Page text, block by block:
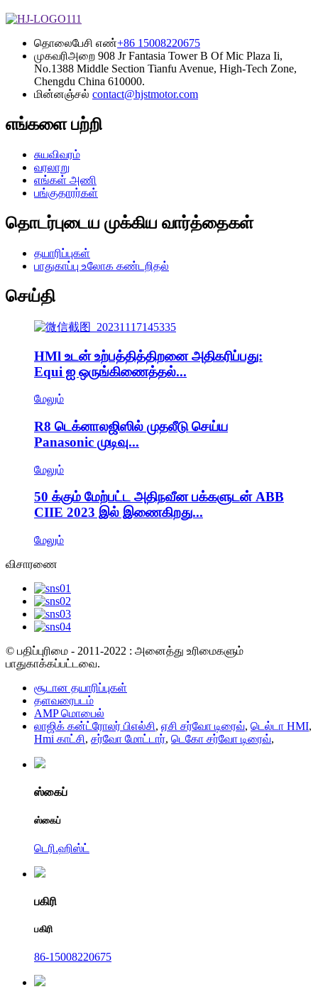
தொலைபேசி எண்+86 15008220675
முகவரிஅறை 908 Jr Fantasia Tower B Of Mic Plaza Ii,
No.1388 Middle Section Tianfu Avenue, High-Tech Zone,
Chengdu China 610000.
மின்னஞ்சல் contact@hjstmotor.com
எங்களை பற்றி
சுயவிவரம்
வரலாறு
எங்கள் அணி
பங்குதாரர்கள்
தொடர்புடைய முக்கிய வார்த்தைகள்
தயாரிப்புகள்
பாதுகாப்பு உலோக கண்டறிதல்
செய்தி
HMl உடன் உற்பத்தித்திறனை அதிகரிப்பது:
Equi ஐ ஒருங்கிணைத்தல்...
மேலும்
R8 டெக்னாலஜிஸில் முதலீடு செய்ய
Panasonic முடிவு...
மேலும்
50 க்கும் மேற்பட்ட அதிநவீன பக்களுடன் ABB
CIIE 2023 இல் இணைகிறது...
மேலும்
விசாரணை
© பதிப்புரிமை - 2011-2022 : அனைத்து உரிமைகளும்
பாதுகாக்கப்பட்டவை.
சூடான தயாரிப்புகள்
தளவரைபடம்
AMP மொபைல்
லாஜிக் கன்ட்ரோலர் பிஎல்சி, ஏசி சர்வோ டிரைவ், டெல்டா HMI,
Hmi காட்சி, சர்வோ மோட்டார், டெகோ சர்வோ டிரைவ்,
ஸ்கைப்
ஸ்கைப்
டெரி.ஹிஸ்ட்
பகிரி
பகிரி
86-15008220675